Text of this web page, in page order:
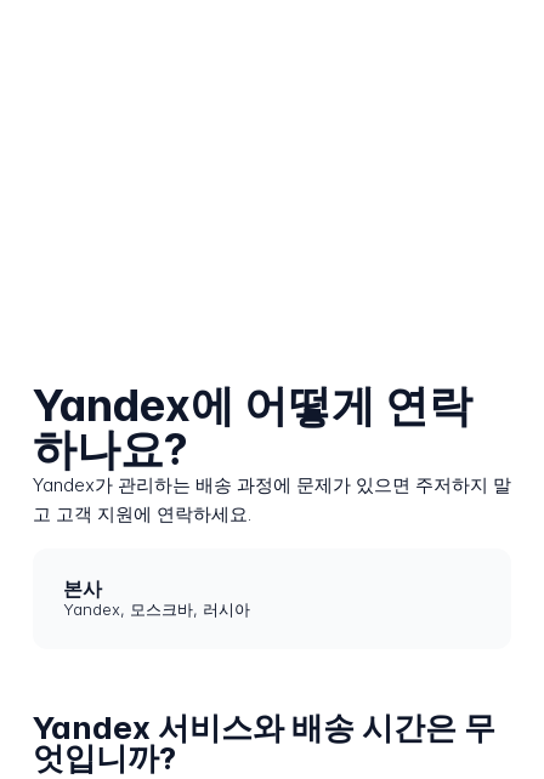
Yandex에 어떻게 연락
하나요?
Yandex가 관리하는 배송 과정에 문제가 있으면 주저하지 말
고 고객 지원에 연락하세요.
본사
Yandex, 모스크바, 러시아
Yandex 서비스와 배송 시간은 무
엇입니까?